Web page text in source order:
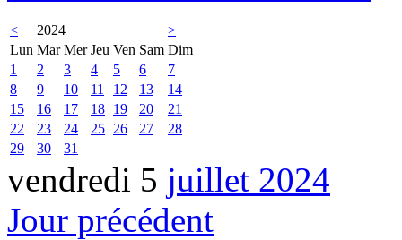
< 2024
>
Lun Mar Mer Jeu Ven Sam Dim
1
2 3 4 5 6
7
8
9 10 11 12 13
14
15
16 17 18 19 20
21
22
23 24 25 26 27
28
29
30 31
vendredi 5 juillet 2024
Jour précédent